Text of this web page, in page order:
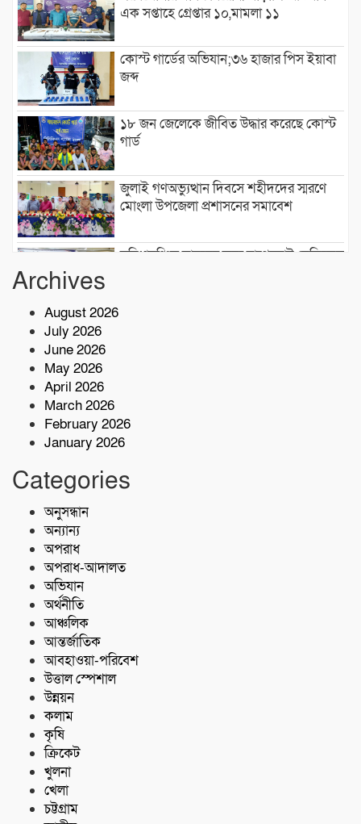
এক সপ্তাহে গ্রেপ্তার ১০,মামলা ১১
কোস্ট গার্ডের অভিযান;৩৬ হাজার পিস ইয়াবা
জব্দ
১৮ জন জেলেকে জীবিত উদ্ধার করেছে কোস্ট
গার্ড
জুলাই গণঅভ্যুত্থান দিবসে শহীদদের স্মরণে
মোংলা উপজেলা প্রশাসনের সমাবেশ
সুবিধাবঞ্চিত মানুষের জন্য বাগেরহাট মেডিকেল
৫ কোটি টাকা মূল্যের ১ কেজি ক্রিস্টাল মেথ
Archives
August 2026
July 2026
June 2026
May 2026
April 2026
March 2026
February 2026
January 2026
Categories
অনুসন্ধান
অন্যান্য
অপরাধ
অপরাধ-আদালত
অভিযান
অর্থনীতি
আঞ্চলিক
আন্তর্জাতিক
আবহাওয়া-পরিবেশ
উত্তাল স্পেশাল
উন্নয়ন
কলাম
কৃষি
ক্রিকেট
খুলনা
খেলা
চট্টগ্রাম